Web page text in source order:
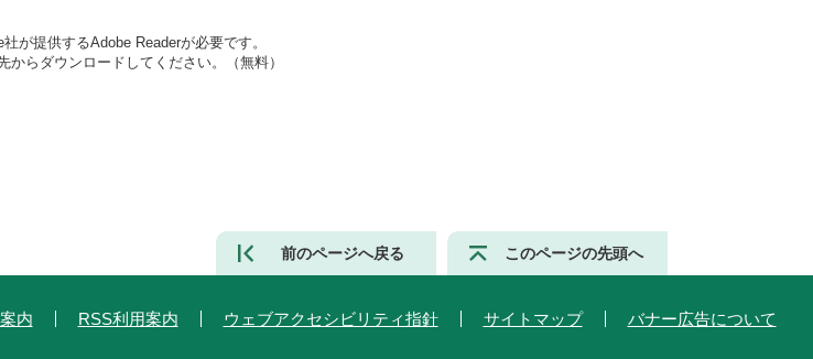
が提供するAdobe Readerが必要です。
らダウンロードしてください。（無料）
前のページへ戻る このページの先頭へ
内 RSS利用案内 ウェブアクセシビリティ指針 サイトマップ バナー広告について